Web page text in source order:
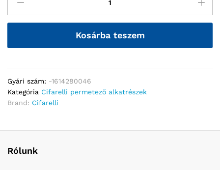
Kosárba teszem
Gyári szám: -1614280046
Kategória Cifarelli permetező alkatrészek
Brand: Cifarelli
Rólunk